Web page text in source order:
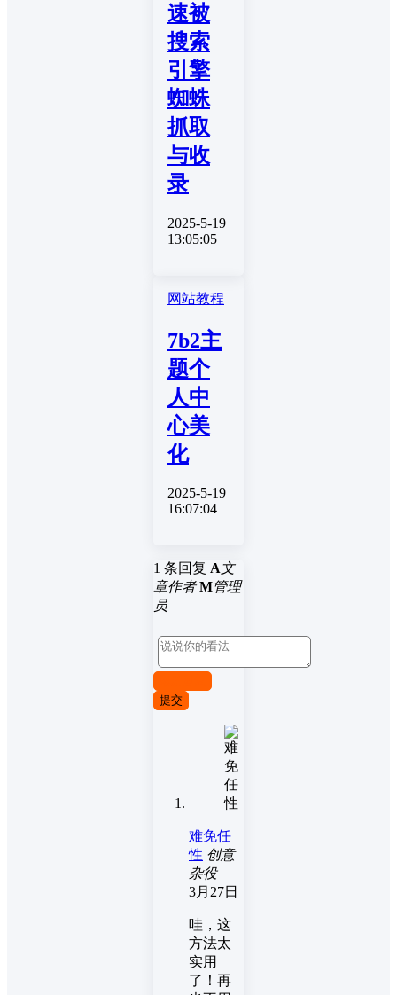
速被
搜索
引擎
蜘蛛
抓取
与收
录
2025-5-19
13:05:05
网站教程
7b2主
题个
人中
心美
化
2025-5-19
16:07:04
1 条回复 A文
章作者 M管理
员
提交
难免任
性 创意
杂役
3月27日
哇，这
方法太
实用
了！再